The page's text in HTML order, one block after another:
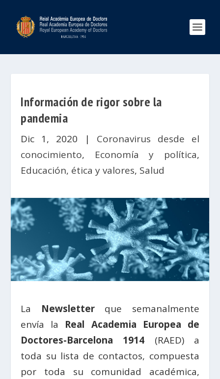
Información de rigor sobre la
pandemia
Dic 1, 2020 | Coronavirus desde el
conocimiento, Economía y política,
Educación, ética y valores, Salud
La Newsletterque semanalmente
envía la Real Academia Europea de
Doctores-Barcelona 1914 (RAED) a
toda su lista de contactos, compuesta
por toda su comunidad académica,